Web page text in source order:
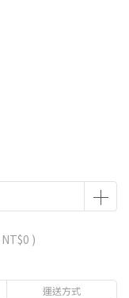
NT$0 )
運送方式